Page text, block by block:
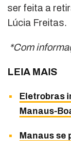
ser feita a
Lúcia Freitas.
*Com
LEIA MAIS
Eletrobras
Manaus-
Manaus se